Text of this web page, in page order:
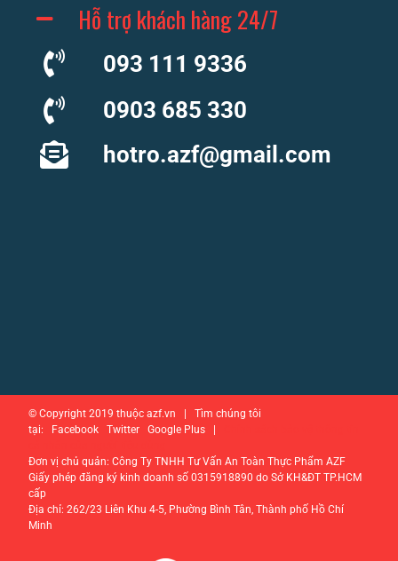
Hỗ trợ khách hàng 24/7
093 111 9336
0903 685 330
hotro.azf@gmail.com
© Copyright 2019 thuộc azf.vn | Tìm chúng tôi
tại: Facebook Twitter Google Plus |
Đơn vị chủ quản: Công Ty TNHH Tư Vấn An Toàn Thực Phẩm AZF
Giấy phép đăng ký kinh doanh số 0315918890 do Sở KH&ĐT TP.HCM
cấp
Địa chỉ: 262/23 Liên Khu 4-5, Phường Bình Tân, Thành phố Hồ Chí
Minh